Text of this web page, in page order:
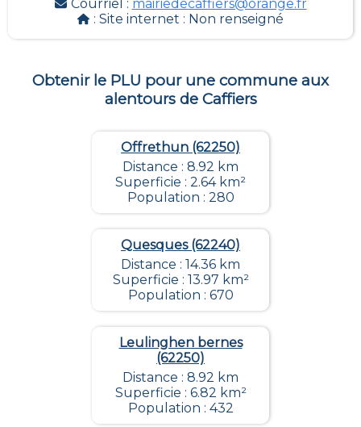
Courriel : mairiedecaffiers@orange.fr
: Site internet : Non renseigné
Obtenir le PLU pour une commune aux
alentours de Caffiers
Offrethun (62250)
Distance : 8.92 km
Superficie : 2.64 km²
Population : 280
Quesques (62240)
Distance : 14.36 km
Superficie : 13.97 km²
Population : 670
Leulinghen bernes
(62250)
Distance : 8.92 km
Superficie : 6.82 km²
Population : 432